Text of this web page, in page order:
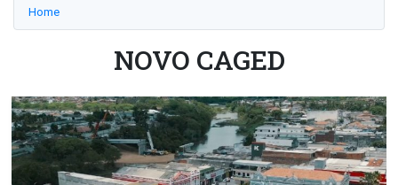
Home
NOVO CAGED